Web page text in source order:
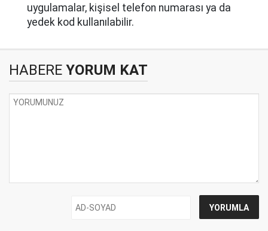
uygulamalar, kişisel telefon numarası ya da
yedek kod kullanılabilir.
HABERE YORUM KAT